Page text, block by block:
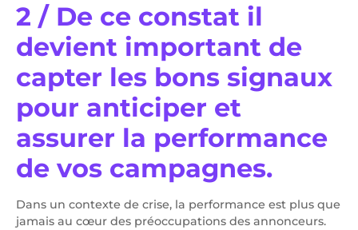
2 / De ce constat il
devient important de
capter les bons signaux
pour anticiper et
assurer la performance
de vos campagnes.
Dans un contexte de crise, la performance est plus que
jamais au cœur des préoccupations des annonceurs.